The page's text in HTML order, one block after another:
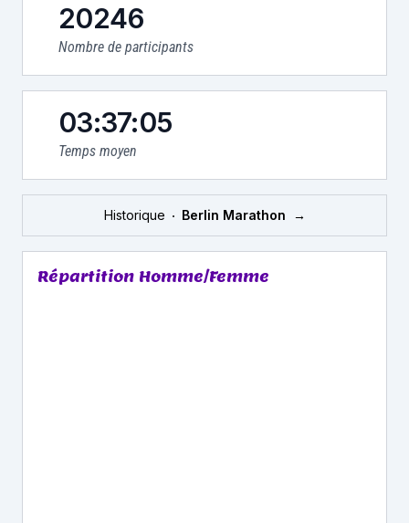
Nombre de participants
20246
Temps moyen
03:37:05
Historique Berlin Marathon →
Répartition Homme/Femme